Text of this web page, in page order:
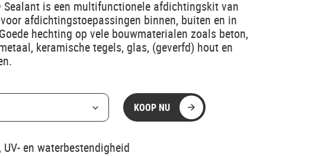
is een multifunctionele afdichtingskit van
afdichtingstoepassingen binnen, buiten en in
hechting op vele bouwmaterialen zoals beton,
keramische tegels, glas, (geverfd) hout en
KOOP NU
UV- en waterbestendigheid